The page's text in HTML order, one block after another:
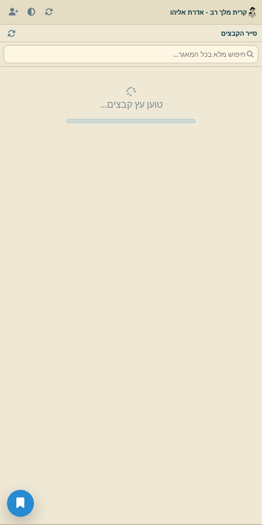
קרית מלך רב - אדרת אליהו
סייר הקבצים
טוען עץ קבצים...